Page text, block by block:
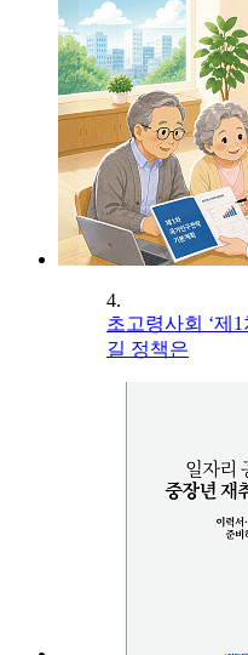
4.
초고령사회 ‘제
길 정책은